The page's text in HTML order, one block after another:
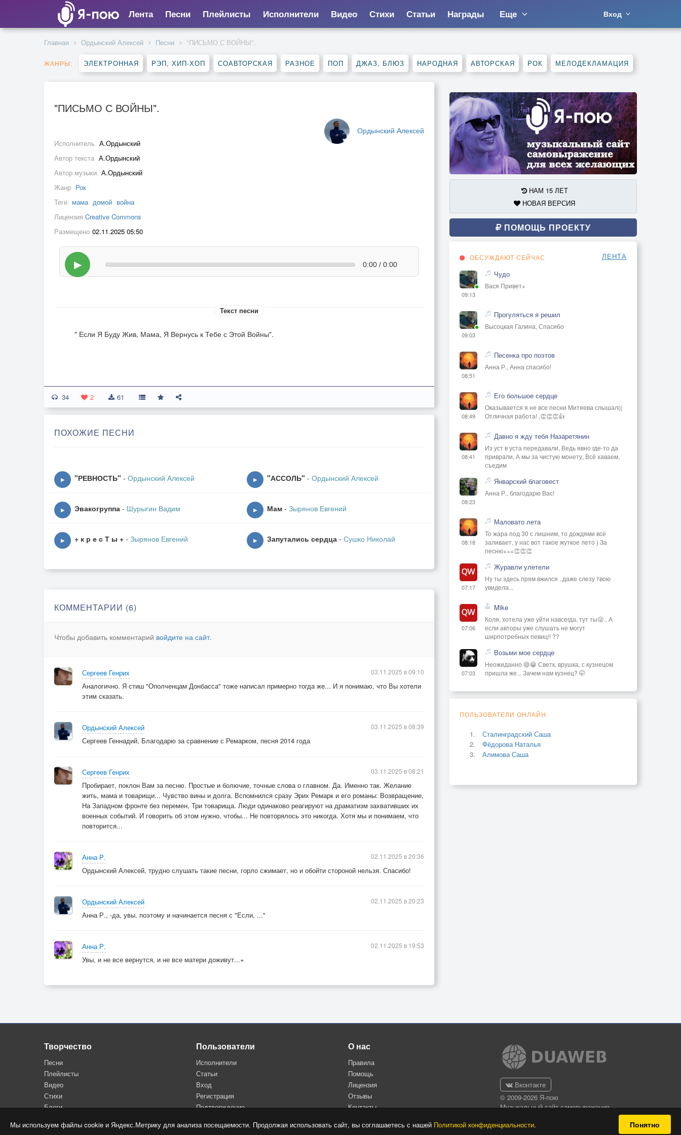
Мы используем файлы cookie и Яндекс.Метрику для анализа посещаемости. Продолжая использовать сайт, вы соглашаетесь с нашей Политикой конфиденциальности. Понятно
Лента Песни Плейлисты Исполнители Видео Стихи Статьи Награды Еще Вход
Главная Ордынский Алексей Песни "ПИСЬМО С ВОЙНЫ".
ЖАНРЫ: ЭЛЕКТРОННАЯ РЭП, ХИП-ХОП СОАВТОРСКАЯ РАЗНОЕ ПОП ДЖАЗ, БЛЮЗ НАРОДНАЯ АВТОРСКАЯ РОК МЕЛОДЕКЛАМАЦИЯ
"ПИСЬМО С ВОЙНЫ".
Ордынский Алексей
Исполнитель А.Ордынский
Автор текста А.Ордынский
Автор музыки А.Ордынский
Жанр Рок
Теги мама домой война
Лицензия Creative Commons
Размещено 02.11.2025 05:50
▶ 0:00 / 0:00
Текст песни
" Если Я Буду Жив, Мама, Я Вернусь к Тебе с Этой Войны".
34 2 61
ПОХОЖИЕ ПЕСНИ
▶ "РЕВНОСТЬ" - Ордынский Алексей ▶ "АССОЛЬ" - Ордынский Алексей
▶ Эвакогруппа - Шурыгин Вадим ▶ Мам - Зырянов Евгений
▶ + к р е с Т ы + - Зырянов Евгений ▶ Запутались сердца - Сушко Николай
КОММЕНТАРИИ (6)
Чтобы добавить комментарий войдите на сайт.
Сергеев Генрих
Аналогично. Я стиш "Ополченцам Донбасса" тоже написал примерно тогда же... И я понимаю, что Вы хотели
этим сказать.
03.11.2025 в 09:10
Ордынский Алексей
Сергеев Геннадий, Благодарю за сравнение с Ремарком, песня 2014 года
03.11.2025 в 08:39
Сергеев Генрих
Пробирает, поклон Вам за песню. Простые и болючие, точные слова о главном. Да. Именно так. Желание
жить, мама и товарищи... Чувство вины и долга. Вспомнился сразу Эрих Ремарк и его романы: Возвращение,
На Западном фронте без перемен, Три товарища. Люди одинаково реагируют на драматизм захвативших их
военных событий. И говорить об этом нужно, чтобы... Не повторялось это никогда. Хотя мы и понимаем, что
повторится...
03.11.2025 в 08:21
Анна Р.
Ордынский Алексей, трудно слушать такие песни, горло сжимает, но и обойти стороной нельзя. Спасибо!
02.11.2025 в 20:36
Ордынский Алексей
Анна Р., -да, увы. поэтому и начинается песня с "Если, ..."
02.11.2025 в 20:23
Анна Р.
Увы, и не все вернутся, и не все матери доживут...+
02.11.2025 в 19:53
НАМ 15 ЛЕТ
НОВАЯ ВЕРСИЯ
ПОМОЩЬ ПРОЕКТУ
ОБСУЖДАЮТ СЕЙЧАС ЛЕНТА
09:13
Чудо
Вася Привет+
09:03
Прогуляться я решил
Высоцкая Галина, Спасибо
08:51
Песенка про поэтов
Анна Р., Анна спасибо!
08:49
Его большое сердце
Оказывается я не все песни Митяева слышал((
Отличная работа! ,👏👏👏👍
08:41
Давно я жду тебя Назаретянин
Из уст в уста передавали, Ведь явно где-то да
приврали, А мы за чистую монету, Всё хаваем,
съедим
08:23
Январский благовест
Анна Р., благодарю Вас!
08:18
Маловато лета
То жара под 30 с лишним, то дождями всё
заливает, у нас вот такое жуткое лето ) За
песню+++👏👏👏
07:17
Журавли улетели
Ну ты здесь прям вжился ..даже слезу твою
увидела...
07:06
Mike
Коля, хотела уже уйти навсегда, тут ты😜.. А
если авторы уже слушать не могут
ширпотребных певиц!! ??
07:03
Возьми мое сердце
Неожиданно 😄😁 Светк, врушка, с кузнецом
пришла же... Зачем нам кузнец? 🤭
ПОЛЬЗОВАТЕЛИ ОНЛАЙН
Сталинградский Саша
Фёдорова Наталья
Алимова Саша
Творчество
Песни
Плейлисты
Видео
Стихи
Блоги
Пользователи
Исполнители
Статьи
Вход
Регистрация
Подтверждение
О нас
Правила
Помощь
Лицензия
Отзывы
Контакты
Вконтакте
© 2009-2026 Я-пою
Музыкальный сайт самовыражения